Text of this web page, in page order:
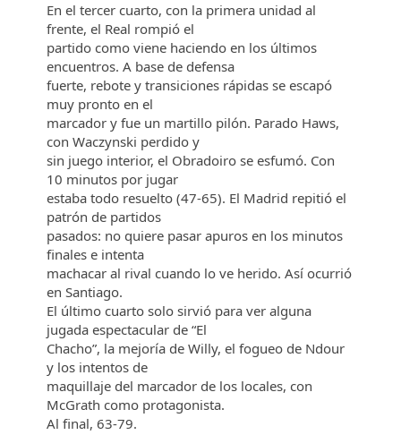
En el tercer cuarto, con la primera unidad al
frente, el Real rompió el
partido como viene haciendo en los últimos
encuentros. A base de defensa
fuerte, rebote y transiciones rápidas se escapó
muy pronto en el
marcador y fue un martillo pilón. Parado Haws,
con Waczynski perdido y
sin juego interior, el Obradoiro se esfumó. Con
10 minutos por jugar
estaba todo resuelto (47-65). El Madrid repitió el
patrón de partidos
pasados: no quiere pasar apuros en los minutos
finales e intenta
machacar al rival cuando lo ve herido. Así ocurrió
en Santiago.
El último cuarto solo sirvió para ver alguna
jugada espectacular de “El
Chacho”, la mejoría de Willy, el fogueo de Ndour
y los intentos de
maquillaje del marcador de los locales, con
McGrath como protagonista.
Al final, 63-79.